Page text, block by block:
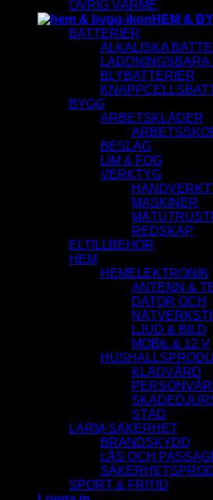
ÖVRIG VÄRME
HEM &
BATTERIER
ALKALISKA
LADDNINGSBARA
BLYBATTERIER
BYGG
ARBETSKLÄDER
BESLAG
LIM & FOG
VERKTYG
MASKINER
REDSKAP
ELTILLBEHÖR
HEM
HEMELEKTRONIK
ANTENN &
DATOR OCH
LJUD & BILD
MOBIL & 12 V
KLÄDVÅRD
STÄD
LARM-SÄKERHET
BRANDSKYDD
LÅS OCH
SPORT & FRITID